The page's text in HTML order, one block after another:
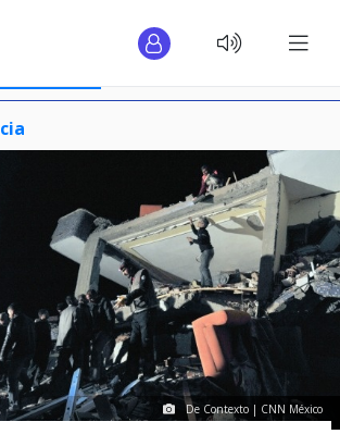
De Contexto | CNN México